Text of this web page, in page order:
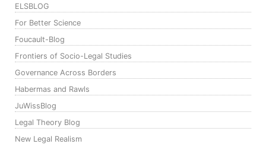
ELSBLOG
For Better Science
Foucault-Blog
Frontiers of Socio-Legal Studies
Governance Across Borders
Habermas and Rawls
JuWissBlog
Legal Theory Blog
New Legal Realism